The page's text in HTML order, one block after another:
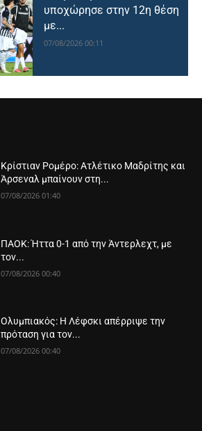
υποχώρησε στην 12η θέση
με...
07/08/2026 00:11
Κρίστιαν Ρομέρο: Ατλέτικο Μαδρίτης και
Άρσεναλ μπαίνουν στη...
07/08/2026 01:40
ΠΑΟΚ: Ήττα 0-1 από την Άντερλεχτ, με
τον...
07/08/2026 00:40
Ολυμπιακός: Η Λέφσκι απέρριψε την
πρόταση για τον...
07/08/2026 00:40